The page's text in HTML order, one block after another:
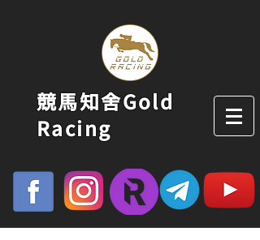
競馬知舍Gold
Racing